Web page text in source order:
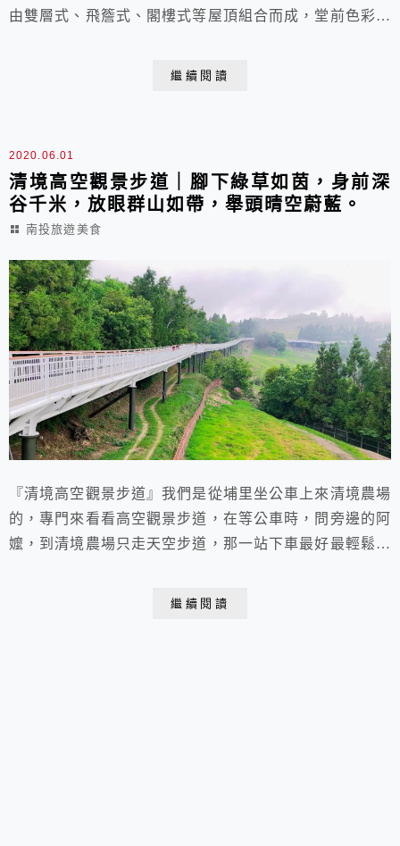
由雙層式、飛簷式、閣樓式等屋頂組合而成，堂前色彩古
繼續閱讀
2020.06.01
清境高空觀景步道｜腳下綠草如茵，身前深
谷千米，放眼群山如帶，舉頭晴空蔚藍。
南投旅遊美食
『清境高空觀景步道』我們是從埔里坐公車上來清境農場
的，專門來看看高空觀景步道，在等公車時，問旁邊的阿
嬤，到清境農場只走天空步道，那一站下車最好最輕鬆，
繼續閱讀